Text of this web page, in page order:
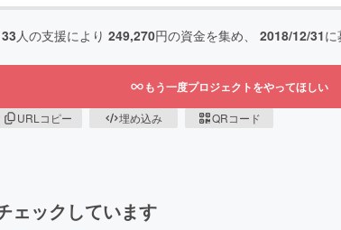
33人の支援により 249,270円の資金を集め、 2018/12/31
もう一度プロジェクトをやってほしい
URLコピー 埋め込み QRコード
ェックしています